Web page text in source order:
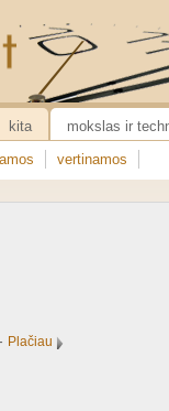
kita
mokslas ir
vertinamos
Plačiau